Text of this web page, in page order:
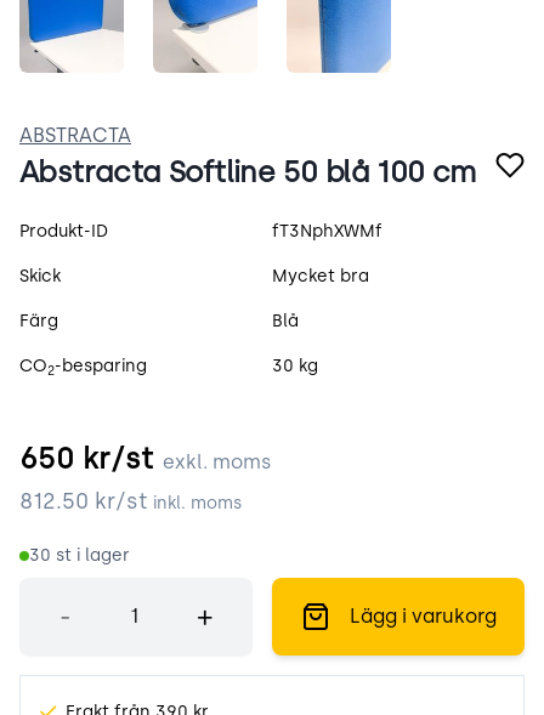
ABSTRACTA
Abstracta Softline 50 blå 100 cm
Produktspecifikation
Produkt-ID fT3NphXWMf
Skick Mycket bra
Färg Blå
CO2-besparing 30 kg
650 kr/st exkl. moms
812.50 kr/st inkl. moms
30 st i lager
- + Lägg i varukorg